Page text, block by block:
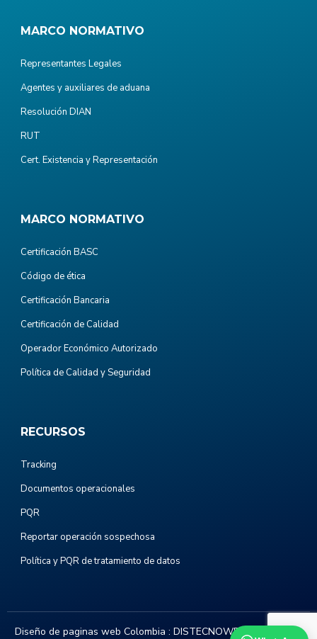
MARCO NORMATIVO
Representantes Legales
Agentes y auxiliares de aduana
Resolución DIAN
RUT
Cert. Existencia y Representación
MARCO NORMATIVO
Certificación BASC
Código de ética
Certificación Bancaria
Certificación de Calidad
Operador Económico Autorizado
Política de Calidad y Seguridad
RECURSOS
Tracking
Documentos operacionales
PQR
Reportar operación sospechosa
Política y PQR de tratamiento de datos
Diseño de paginas web Colombia : DISTECNOWEB.COM . Todos